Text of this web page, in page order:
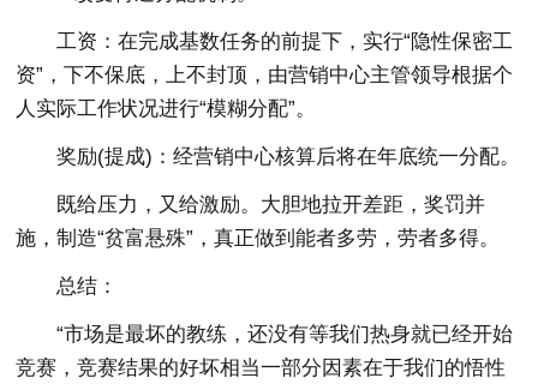
工资：在完成基数任务的前提下，实行“隐性保密工
资”，下不保底，上不封顶，由营销中心主管领导根据个
人实际工作状况进行“模糊分配”。
奖励(提成)：经营销中心核算后将在年底统一分配。
既给压力，又给激励。大胆地拉开差距，奖罚并
施，制造“贫富悬殊”，真正做到能者多劳，劳者多得。
总结：
“市场是最坏的教练，还没有等我们热身就已经开始
竞赛，竞赛结果的好坏相当一部分因素在于我们的悟性